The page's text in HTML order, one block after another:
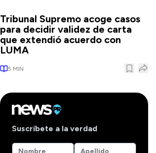
Tribunal Supremo acoge casos
para decidir validez de carta
que extendió acuerdo con
LUMA
5 MIN
Suscríbete a la verdad